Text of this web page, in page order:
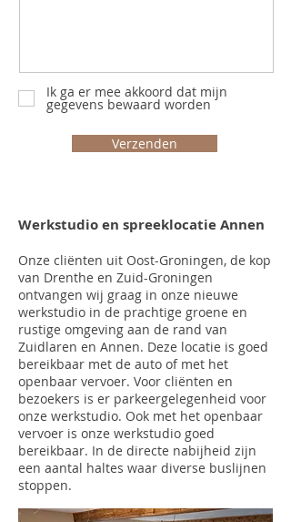
Ik ga er mee akkoord dat mijn
gegevens bewaard worden
Verzenden
Werkstudio en spreeklocatie Annen
Onze cliënten uit Oost-Groningen, de kop
van Drenthe en Zuid-Groningen
ontvangen wij graag in onze nieuwe
werkstudio in de prachtige groene en
rustige omgeving aan de rand van
Zuidlaren en Annen. Deze locatie is goed
bereikbaar met de auto of met het
openbaar vervoer. Voor cliënten en
bezoekers is er parkeergelegenheid voor
onze werkstudio. Ook met het openbaar
vervoer is onze werkstudio goed
bereikbaar. In de directe nabijheid zijn
een aantal haltes waar diverse buslijnen
stoppen.